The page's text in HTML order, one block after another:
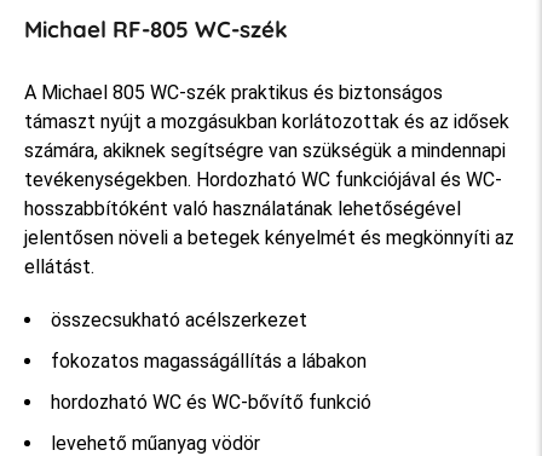
Michael RF-805 WC-szék
A Michael 805 WC-szék praktikus és biztonságos
támaszt nyújt a mozgásukban korlátozottak és az idősek
számára, akiknek segítségre van szükségük a mindennapi
tevékenységekben. Hordozható WC funkciójával és WC-
hosszabbítóként való használatának lehetőségével
jelentősen növeli a betegek kényelmét és megkönnyíti az
ellátást.
összecsukható acélszerkezet
fokozatos magasságállítás a lábakon
hordozható WC és WC-bővítő funkció
levehető műanyag vödör